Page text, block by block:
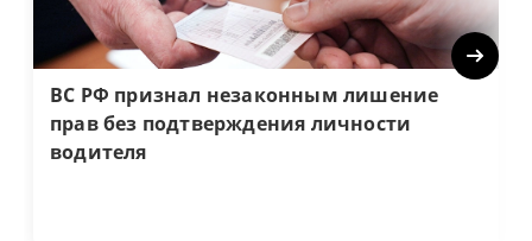
ВС РФ признал незаконным лишение
прав без подтверждения личности
водителя
Next